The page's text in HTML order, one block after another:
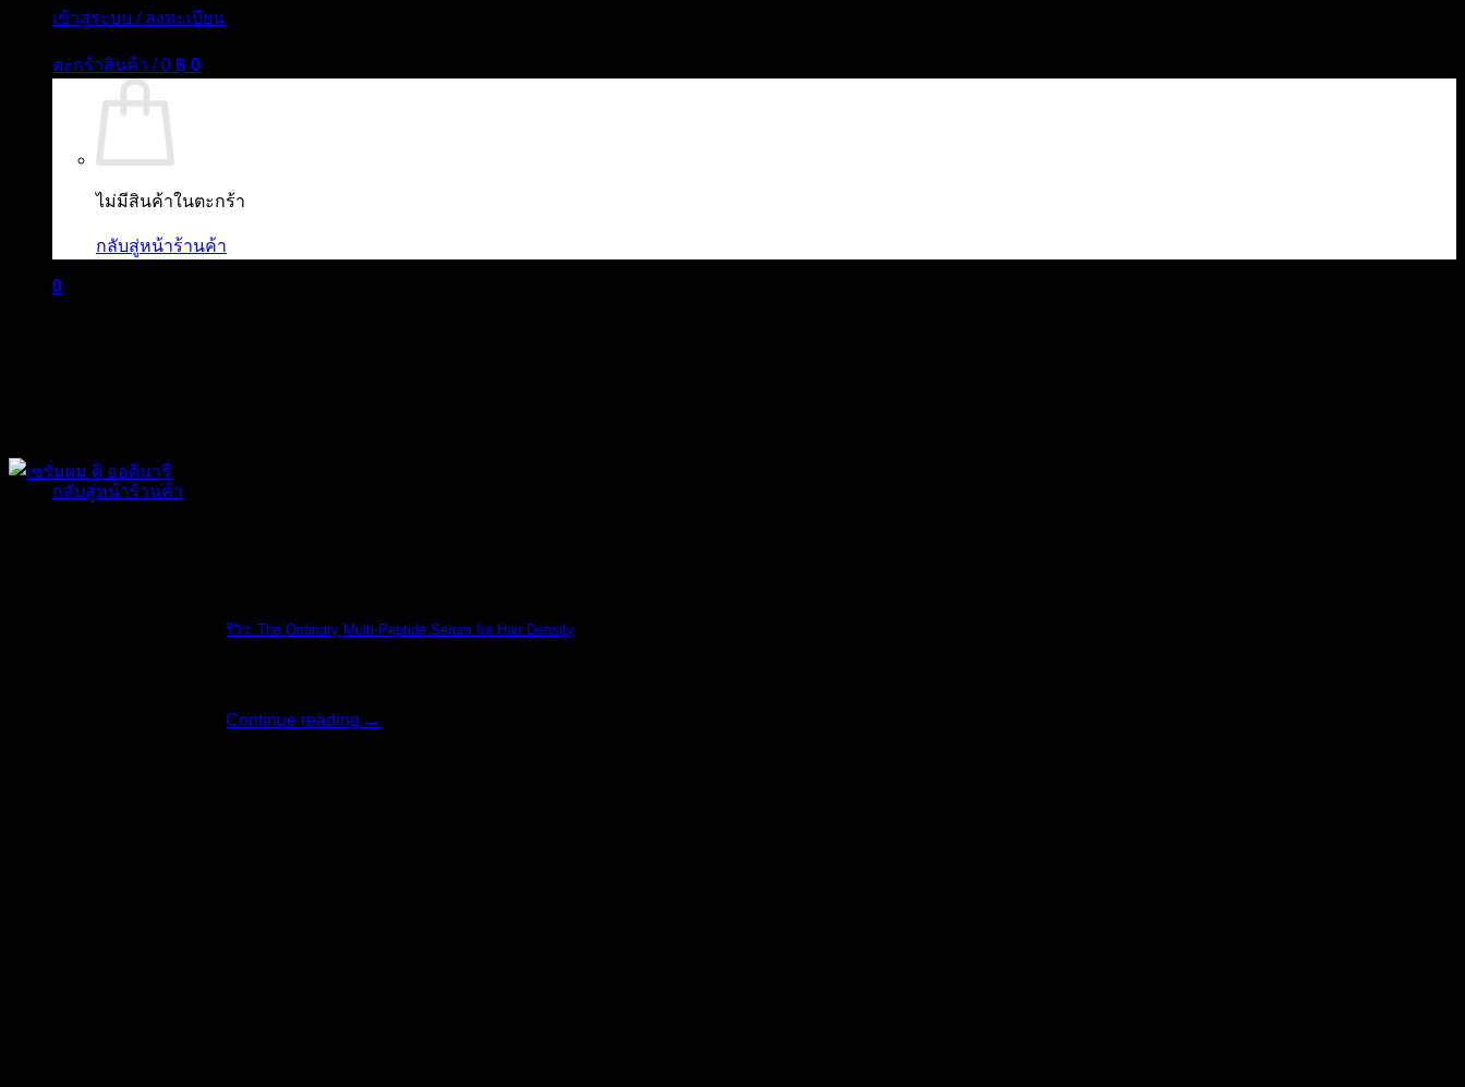
เข้าสู่ระบบ / ลงทะเบียน
ตะกร้าสินค้า /0 ฿ 0
ไม่มีสินค้าในตะกร้า
กลับสู่หน้าร้านค้า
0
กลับสู่หน้าร้านค้า
รีวิว: The Ordinary Multi-Peptide Serum for Hair Density
Continue reading →